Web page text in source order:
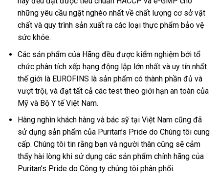
những yêu cầu ngặt nghèo nhất về chất lượng cơ sở vật
chất và quy trình sản xuất ra các loại thực phẩm bảo vệ
sức khỏe.
Các sản phẩm của Hãng đều được kiểm nghiệm bởi tổ
chức phân tích xếp hạng động lập lớn nhất và uy tín nhất
thế giới là EUROFINS là sản phẩm có thành phần đủ và
vượt trội, và đạt tất cả các test theo giới hạn an toàn của
Mỹ và Bộ Y tế Việt Nam.
Hàng nghìn khách hàng và bác sỹ tại Việt Nam cũng đã
sử dụng sản phẩm của Puritan’s Pride do Chúng tôi cung
cấp. Chúng tôi tin rằng bạn và người thân cũng sẽ cảm
thấy hài lòng khi sử dụng các sản phẩm chính hãng của
Puritan’s Pride do Công ty chúng tôi phân phối.